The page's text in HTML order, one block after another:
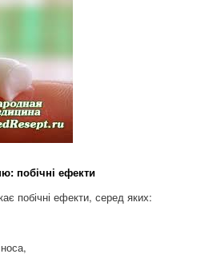
побічні ефекти
побічні ефекти, серед яких: